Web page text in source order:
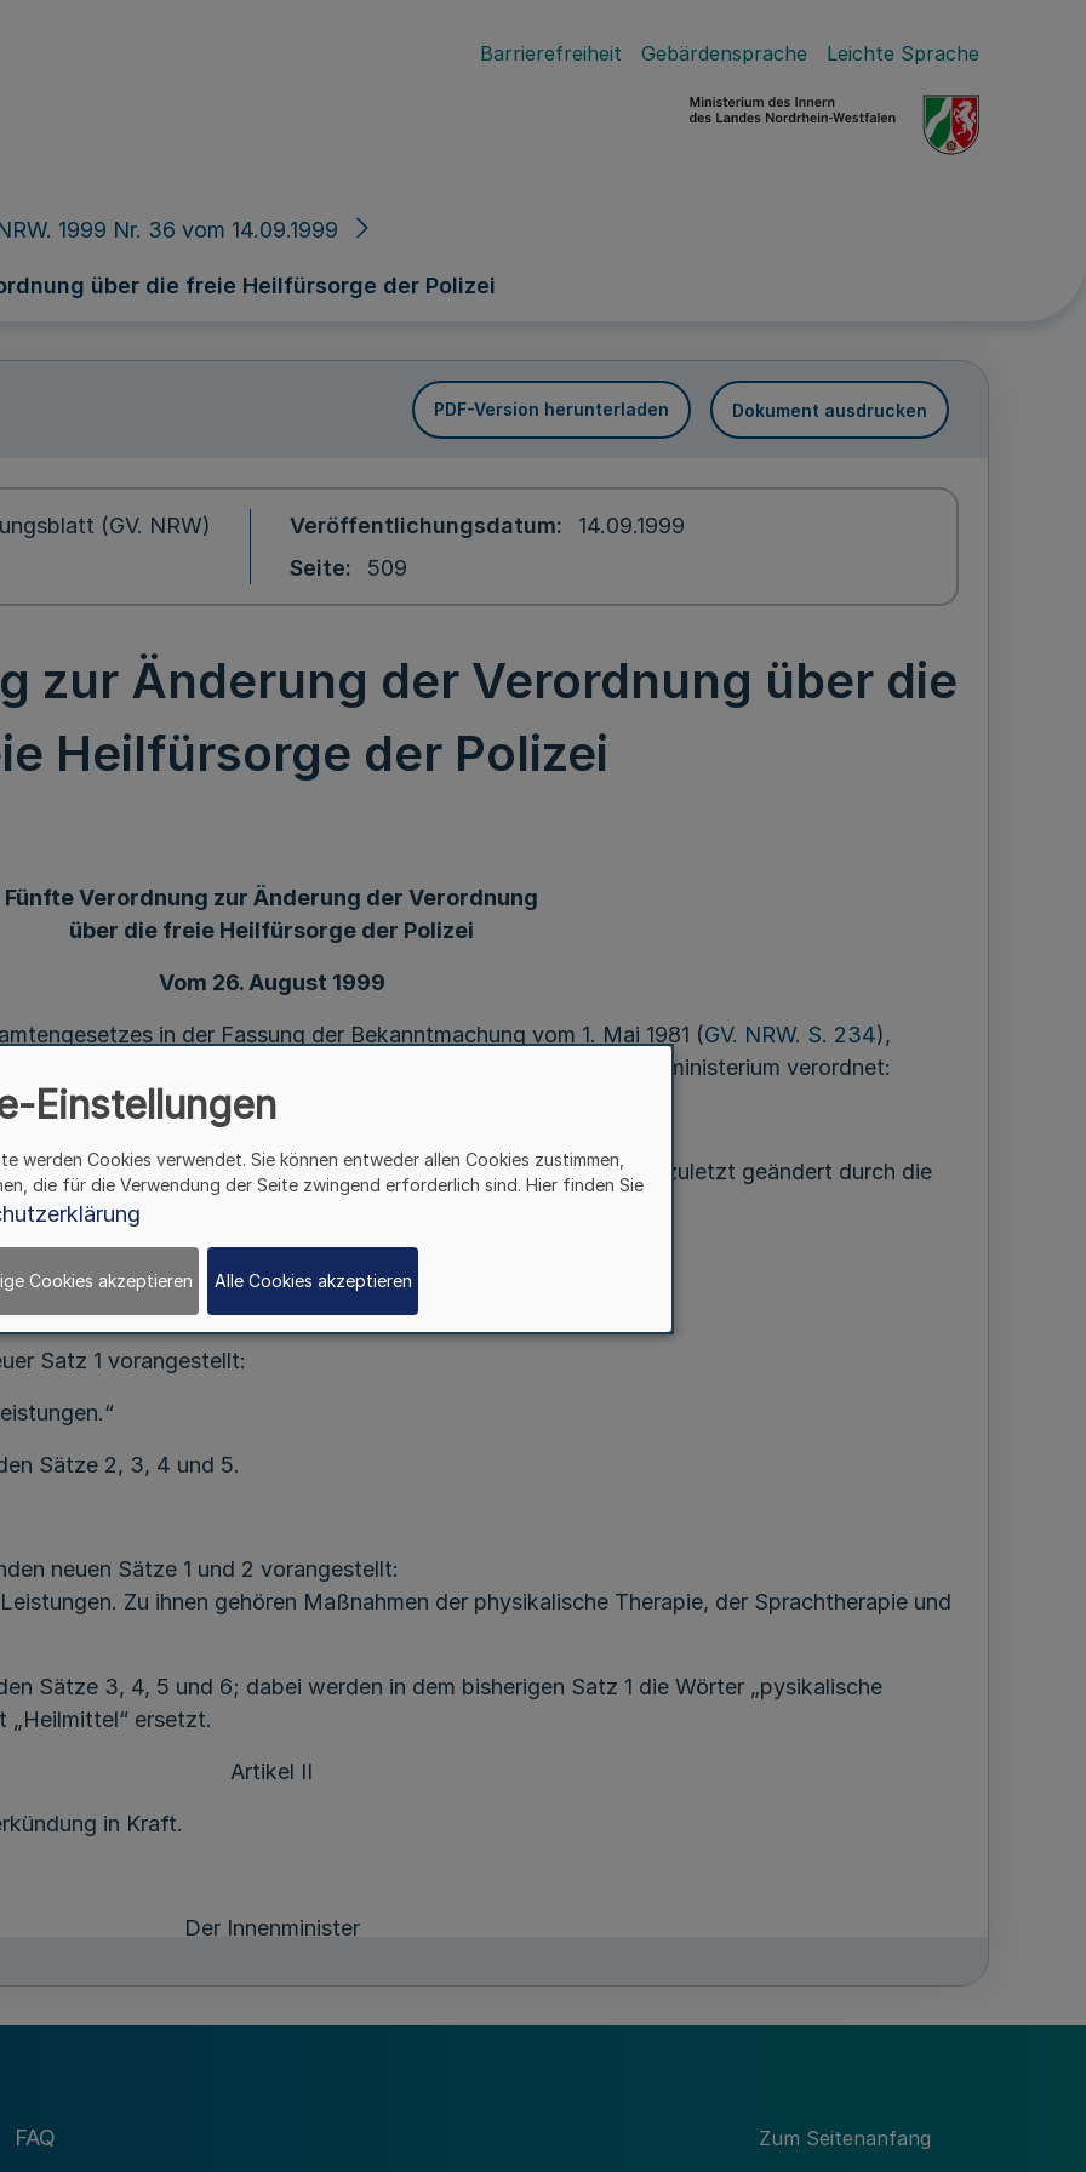
Barrierefreiheit Gebärdensprache Leichte Sprache
1999 Nr. 36 vom 14.09.1999
über die freie Heilfürsorge der Polizei
PDF-Version herunterladen Dokument ausdrucken
(GV. NRW)
Veröffentlichungsdatum
14.09.1999
Seite
509
zur Änderung der Verordnung über die
Heilfürsorge der Polizei
Fünfte Verordnung zur Änderung der Verordnung
über die freie Heilfürsorge der Polizei
Vom 26. August 1999
in der Fassung der Bekanntmachung vom 1. Mai 1981 (GV. NRW. S. 234),
1999 (
), wird im Einvernehmen mit dem Finanzministerium verordnet:
Artikel I
der Polizei (FHVOPol) vom 10. Oktober 1967 (GV. NRW. S. 188
), zuletzt geändert durch die
NRW. S. 372), wird in § 8 wie folgt geändert:
die Wörter „physikalische Heilbehandlung“ gestrichen.
Satz 1 vorangestellt:
Sätze 2, 3, 4 und 5.
neuen Sätze 1 und 2 vorangestellt:
Zu ihnen gehören Maßnahmen der physikalische Therapie, der Sprachtherapie und
Sätze 3, 4, 5 und 6; dabei werden in dem bisherigen Satz 1 die Wörter „pysikalische
„Heilmittel“ ersetzt.
Artikel II
in Kraft.
Der Innenminister
FAQ Zum Seitenanfang
Einstellungen
werden Cookies verwendet. Sie können entweder allen Cookies zustimmen,
die für die Verwendung der Seite zwingend erforderlich sind. Hier finden Sie
Cookies akzeptieren Alle Cookies akzeptieren